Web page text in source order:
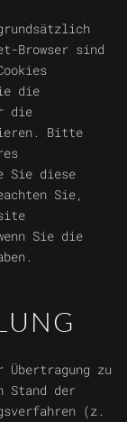
Browser sind
die
die
Bitte
Sie diese
Sie,
Sie die
zu
Stand der
(z.